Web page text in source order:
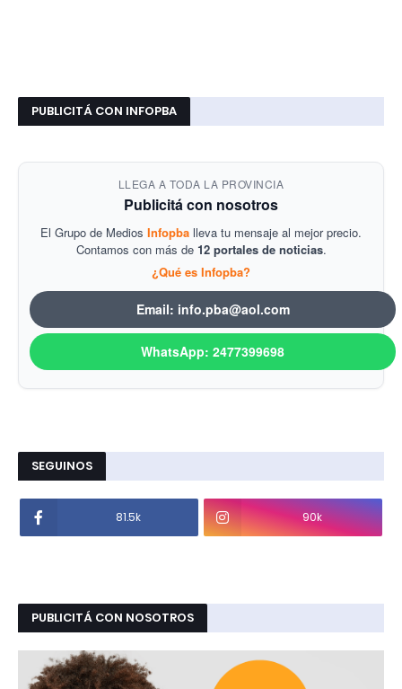
PUBLICITÁ CON INFOPBA
LLEGA A TODA LA PROVINCIA
Publicitá con nosotros
El Grupo de Medios Infopba lleva tu mensaje al mejor precio.
Contamos con más de 12 portales de noticias.
¿Qué es Infopba?
Email: info.pba@aol.com
WhatsApp: 2477399698
SEGUINOS
81.5k 90k
PUBLICITÁ CON NOSOTROS